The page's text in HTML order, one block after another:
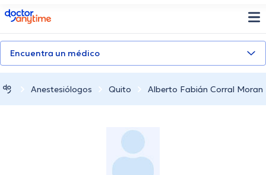
doctoranytime
Encuentra un médico
Anestesiólogos Quito Alberto Fabián Corral Moran